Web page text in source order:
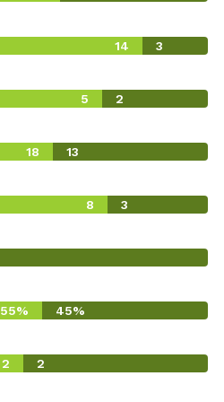
14 3
5 2
18 13
8 3
55% 45%
2 2